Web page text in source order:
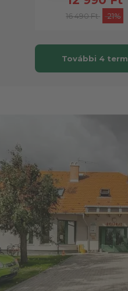
16 490 Ft -21%
További 4